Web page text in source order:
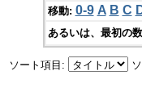
移動: 0-9 A B C
あるいは、最初の
ソート項目: